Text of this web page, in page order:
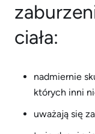
ciała:
nadmiernie
których inni
uważają się